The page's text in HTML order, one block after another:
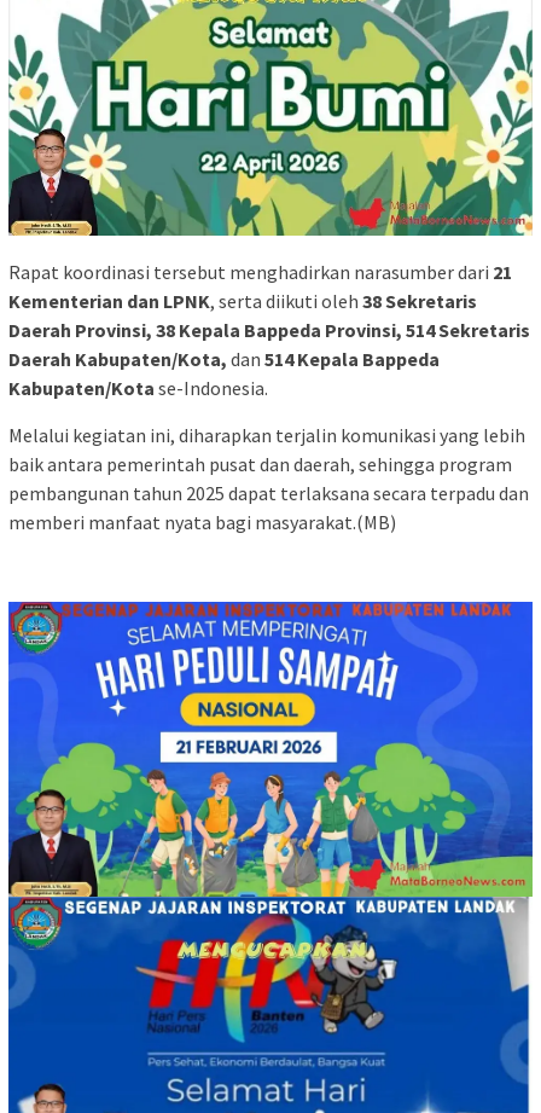
Rapat koordinasi tersebut menghadirkan narasumber dari 21
Kementerian dan LPNK, serta diikuti oleh 38 Sekretaris
Daerah Provinsi, 38 Kepala Bappeda Provinsi, 514 Sekretaris
Daerah Kabupaten/Kota, dan 514 Kepala Bappeda
Kabupaten/Kota se-Indonesia.
Melalui kegiatan ini, diharapkan terjalin komunikasi yang lebih
baik antara pemerintah pusat dan daerah, sehingga program
pembangunan tahun 2025 dapat terlaksana secara terpadu dan
memberi manfaat nyata bagi masyarakat.(MB)